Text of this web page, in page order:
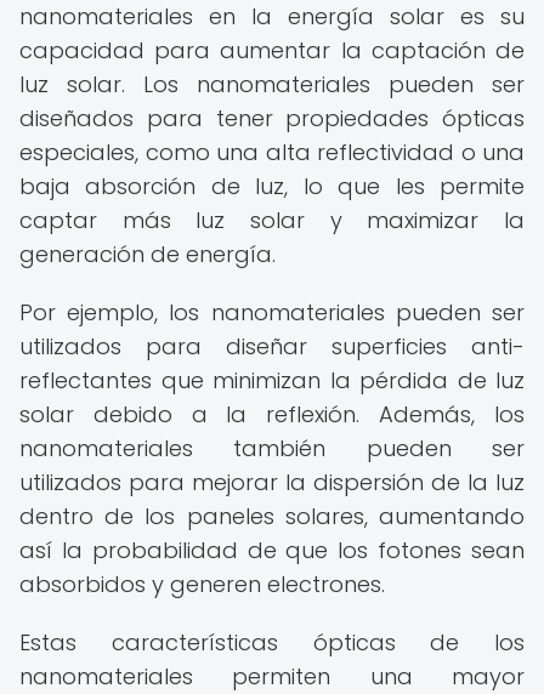
nanomateriales en la energía solar es su
capacidad para aumentar la captación de
luz solar. Los nanomateriales pueden ser
diseñados para tener propiedades ópticas
especiales, como una alta reflectividad o una
baja absorción de luz, lo que les permite
captar más luz solar y maximizar la
generación de energía.
Por ejemplo, los nanomateriales pueden ser
utilizados para diseñar superficies anti-
reflectantes que minimizan la pérdida de luz
solar debido a la reflexión. Además, los
nanomateriales también pueden ser
utilizados para mejorar la dispersión de la luz
dentro de los paneles solares, aumentando
así la probabilidad de que los fotones sean
absorbidos y generen electrones.
Estas características ópticas de los
nanomateriales permiten una mayor